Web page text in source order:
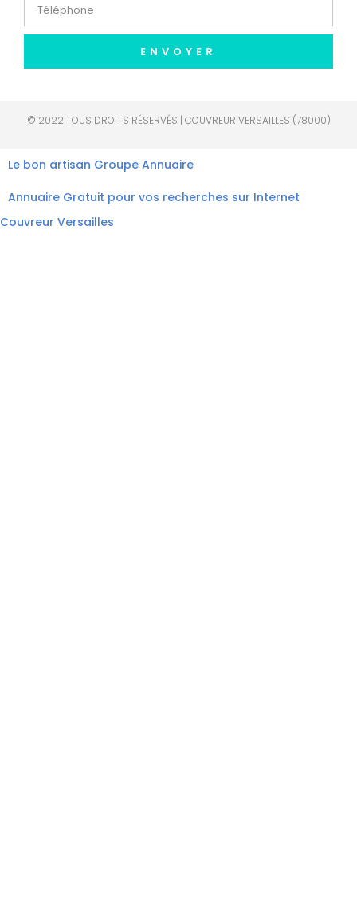
ENVOYER
© 2022 TOUS DROITS RÉSERVÉS | COUVREUR VERSAILLES (78000)
Le bon artisan Groupe Annuaire
Annuaire Gratuit pour vos recherches sur Internet
Couvreur Versailles